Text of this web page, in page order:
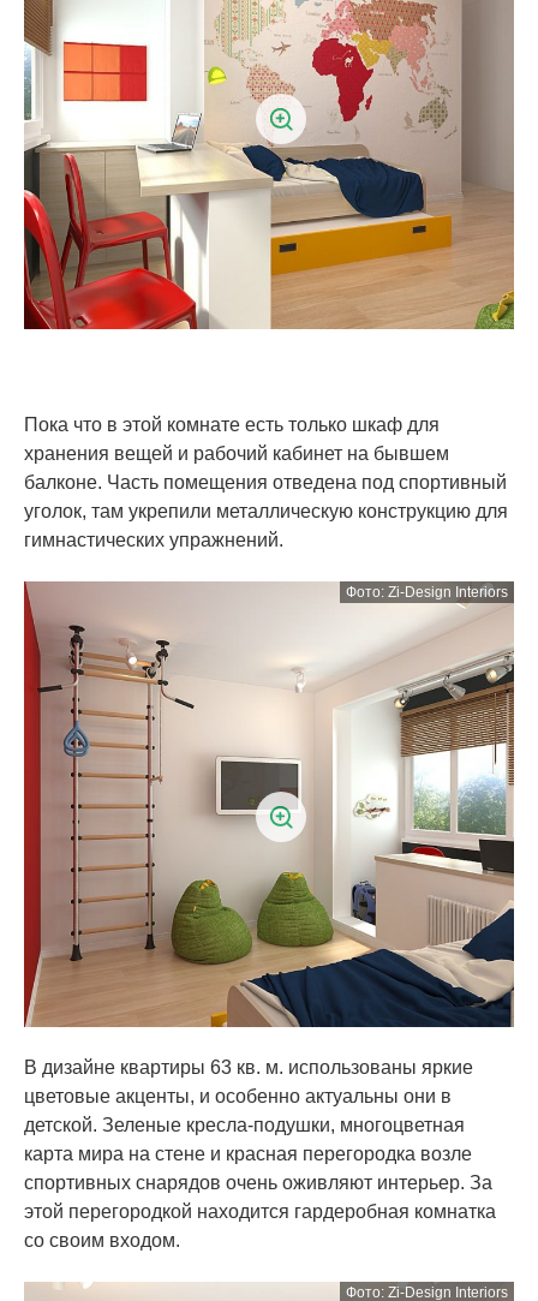
Пока что в этой комнате есть только шкаф для
хранения вещей и рабочий кабинет на бывшем
балконе. Часть помещения отведена под спортивный
уголок, там укрепили металлическую конструкцию для
гимнастических упражнений.
В дизайне квартиры 63 кв. м. использованы яркие
цветовые акценты, и особенно актуальны они в
детской. Зеленые кресла-подушки, многоцветная
карта мира на стене и красная перегородка возле
спортивных снарядов очень оживляют интерьер. За
этой перегородкой находится гардеробная комнатка
со своим входом.